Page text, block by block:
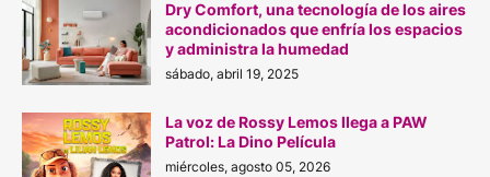
Dry Comfort, una tecnología de los aires
acondicionados que enfría los espacios
y administra la humedad
sábado, abril 19, 2025
La voz de Rossy Lemos llega a PAW
Patrol: La Dino Película
miércoles, agosto 05, 2026